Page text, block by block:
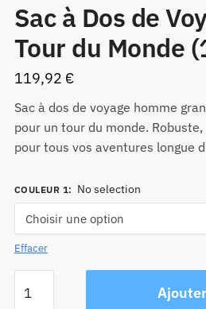
Sac à Dos de
Tour du Monde
119,92 €
Sac à dos de voyage homme
pour un tour du monde.
pour tous vos aventures longue
COULEUR 1: No selection
Effacer
de